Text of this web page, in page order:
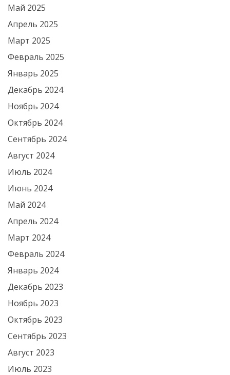
Май 2025
Апрель 2025
Март 2025
Февраль 2025
Январь 2025
Декабрь 2024
Ноябрь 2024
Октябрь 2024
Сентябрь 2024
Август 2024
Июль 2024
Июнь 2024
Май 2024
Апрель 2024
Март 2024
Февраль 2024
Январь 2024
Декабрь 2023
Ноябрь 2023
Октябрь 2023
Сентябрь 2023
Август 2023
Июль 2023